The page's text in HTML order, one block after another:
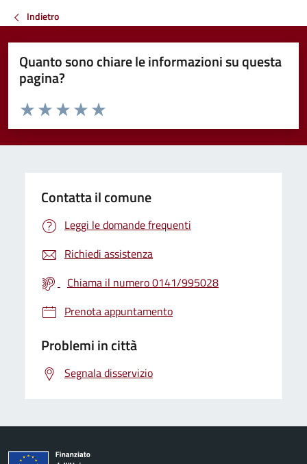
Indietro
Quanto sono chiare le informazioni su questa
pagina?
Valuta da 1 a 5 stelle la pagina
Valuta 5 stelle su 5
Valuta 4 stelle su 5
Valuta 3 stelle su 5
Valuta 2 stelle su 5
Valuta 1 stelle su 5
Contatta il comune
Leggi le domande frequenti
Richiedi assistenza
Chiama il numero 0141/995028
Prenota appuntamento
Problemi in città
Segnala disservizio